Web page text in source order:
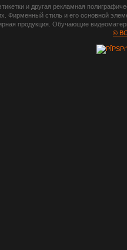
и другая рекламная
Фирменный стиль и его основной
продукция. Обучающие
©